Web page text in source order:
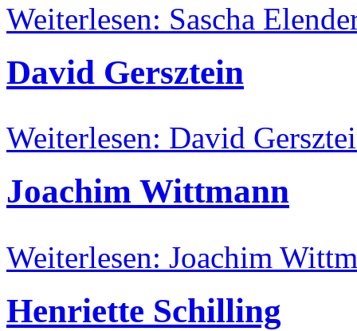
Weiterlesen: Sascha
David Gersztein
Weiterlesen: David
Joachim Wittmann
Weiterlesen: Joachim
Henriette Schilling